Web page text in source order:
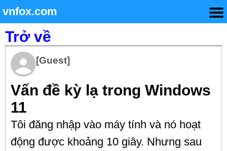
vnfox.com
Trở về
[Guest]
Vấn đề kỳ lạ trong Windows
11
Tôi đăng nhập vào máy tính và nó hoạt
động được khoảng 10 giây. Nhưng sau